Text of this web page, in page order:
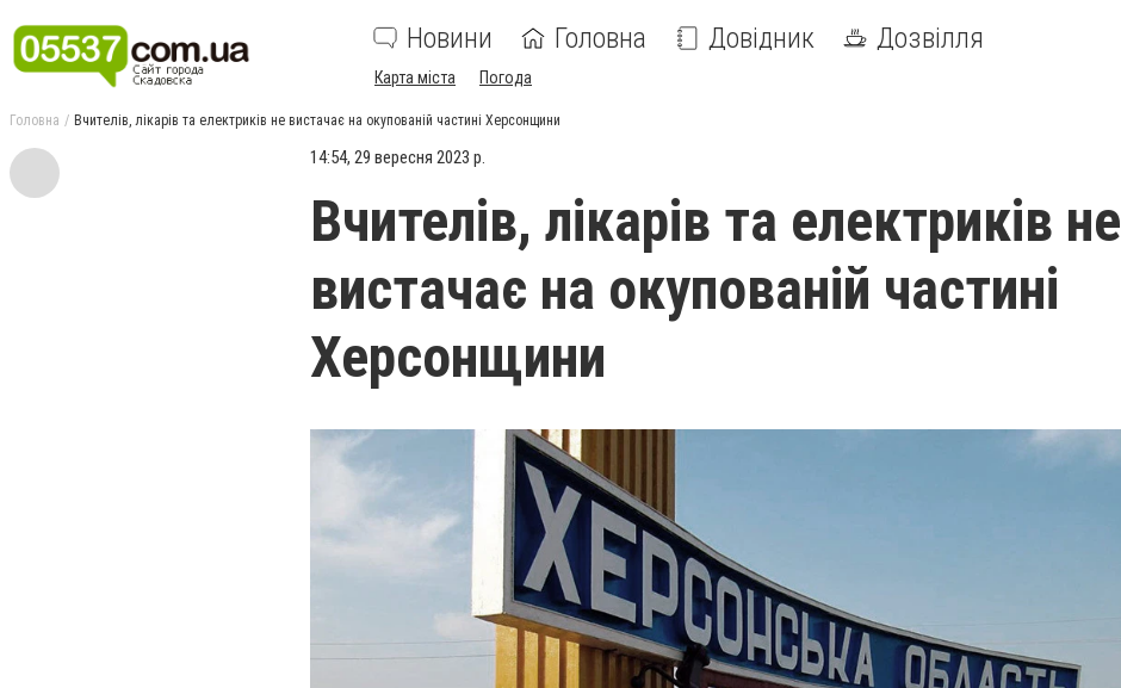
Новини Головна Довідник Дозвілля
Карта міста Погода
Головна Вчителів, лікарів та електриків не вистачає на окупованій частині Херсонщини
14:54, 29 вересня 2023 р.
Вчителів, лікарів та електриків не
вистачає на окупованій частині
Херсонщини